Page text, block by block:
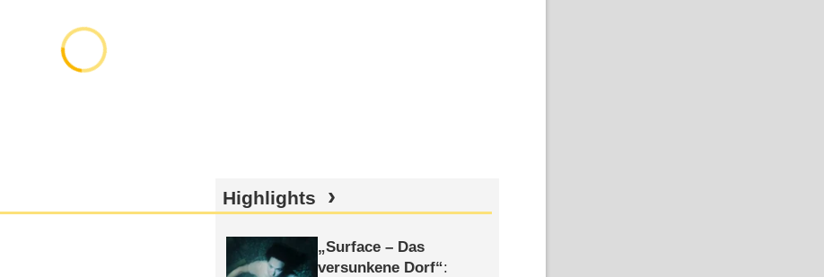
Highlights
Surface – Das
versunkene Dorf :